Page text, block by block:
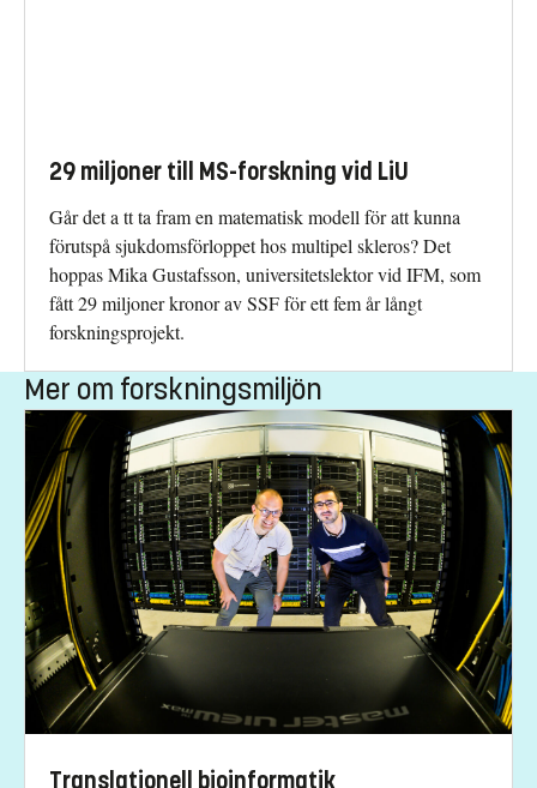
29 miljoner till MS-forskning vid LiU
Går det a tt ta fram en matematisk modell för att kunna
förutspå sjukdomsförloppet hos multipel skleros? Det
hoppas Mika Gustafsson, universitetslektor vid IFM, som
fått 29 miljoner kronor av SSF för ett fem år långt
forskningsprojekt.
Mer om forskningsmiljön
Translationell bioinformatik